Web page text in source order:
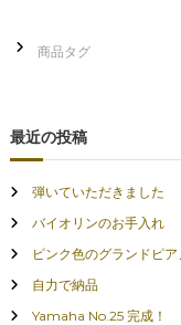
最近の投稿
弾いていただきました
バイオリンのお手入れ
ピンク色のグランドピ
自力で納品
Yamaha No.25 完成！